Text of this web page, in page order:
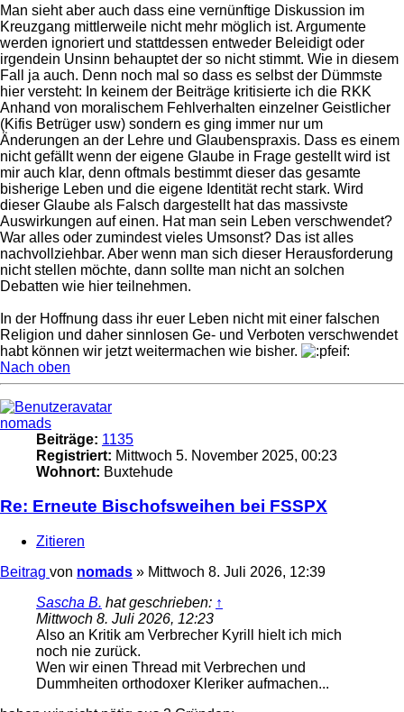
Man sieht aber auch dass eine vernünftige Diskussion im
Kreuzgang mittlerweile nicht mehr möglich ist. Argumente
werden ignoriert und stattdessen entweder Beleidigt oder
irgendein Unsinn behauptet der so nicht stimmt. Wie in diesem
Fall ja auch. Denn noch mal so dass es selbst der Dümmste
hier versteht: In keinem der Beiträge kritisierte ich die RKK
Anhand von moralischem Fehlverhalten einzelner Geistlicher
(Kifis Betrüger usw) sondern es ging immer nur um
Änderungen an der Lehre und Glaubenspraxis. Dass es einem
nicht gefällt wenn der eigene Glaube in Frage gestellt wird ist
mir auch klar, denn oftmals bestimmt dieser das gesamte
bisherige Leben und die eigene Identität recht stark. Wird
dieser Glaube als Falsch dargestellt hat das massivste
Auswirkungen auf einen. Hat man sein Leben verschwendet?
War alles oder zumindest vieles Umsonst? Das ist alles
nachvollziehbar. Aber wenn man sich dieser Herausforderung
nicht stellen möchte, dann sollte man nicht an solchen
Debatten wie hier teilnehmen.
In der Hoffnung dass ihr euer Leben nicht mit einer falschen
Religion und daher sinnlosen Ge- und Verboten verschwendet
habt können wir jetzt weitermachen wie bisher.
Nach oben
nomads
Beiträge: 1135
Registriert: Mittwoch 5. November 2025, 00:23
Wohnort: Buxtehude
Re: Erneute Bischofsweihen bei FSSPX
Zitieren
Beitrag von nomads » Mittwoch 8. Juli 2026, 12:39
Sascha B. hat geschrieben: ↑
Mittwoch 8. Juli 2026, 12:23
Also an Kritik am Verbrecher Kyrill hielt ich mich
noch nie zurück.
Wen wir einen Thread mit Verbrechen und
Dummheiten orthodoxer Kleriker aufmachen...